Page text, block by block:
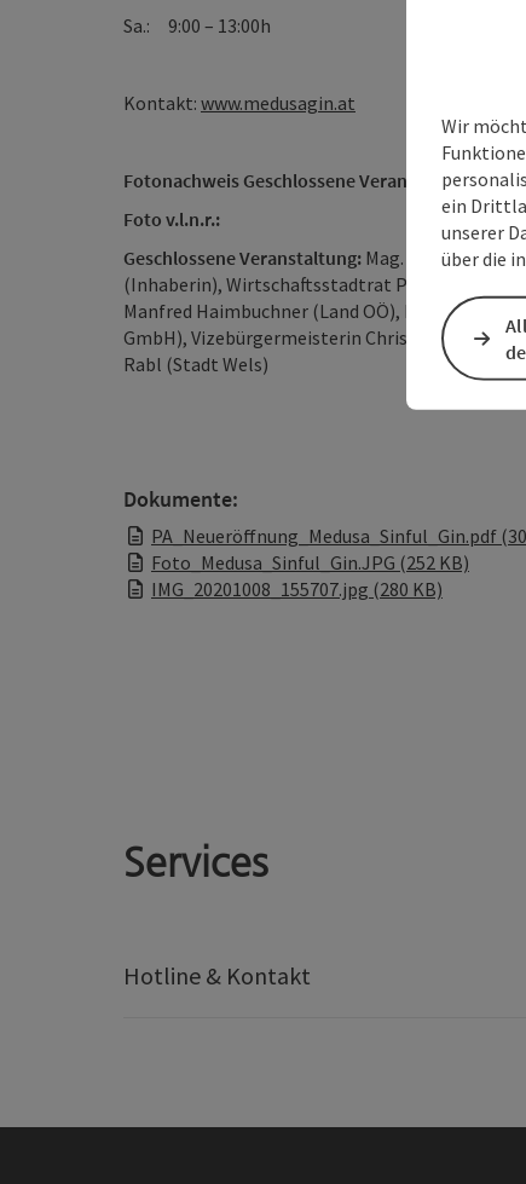
Sa.: 9:00 – 13:00h
Kontakt: www.medusagin.at
Fotonachweis Geschlossene Veranstaltung:
Foto v.l.n.r.:
Geschlossene Veranstaltung: Mag. Thomas
(Inhaberin), Wirtschaftsstadtrat Peter Lehner
Manfred Haimbuchner (Land OÖ), Peter
GmbH), Vizebürgermeisterin Christa Raggl-
Rabl (Stadt Wels)
Dokumente:
PA_Neueröffnung_Medusa_Sinful_Gin.pdf
Foto_Medusa_Sinful_Gin.JPG (252 KB)
IMG_20201008_155707.jpg (280 KB)
Services
Hotline & Kontakt
Wir
ein
unserer
über die